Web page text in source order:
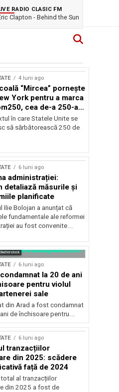
RADIO CLASIC FM
Clapton - Behind the Sun
4 luni ago
“Mircea” pornește
York pentru a marca
cea de-a 250-a
a Statelor Unite
în care Statele Unite se
să sărbătorească 250 de
6 luni ago
administrației:
detaliază măsurile și
planificate
Ilie Bolojan a anunțat că
fundamentale ale reformei
au fost convenite...
6 luni ago
la 20 de ani
pentru violul
sale
din Arad a fost condamnat
de închisoare pentru...
6 luni ago
tranzacțiilor
din 2025: scădere
față de 2024
al tranzacțiilor
din 2025 a fost de